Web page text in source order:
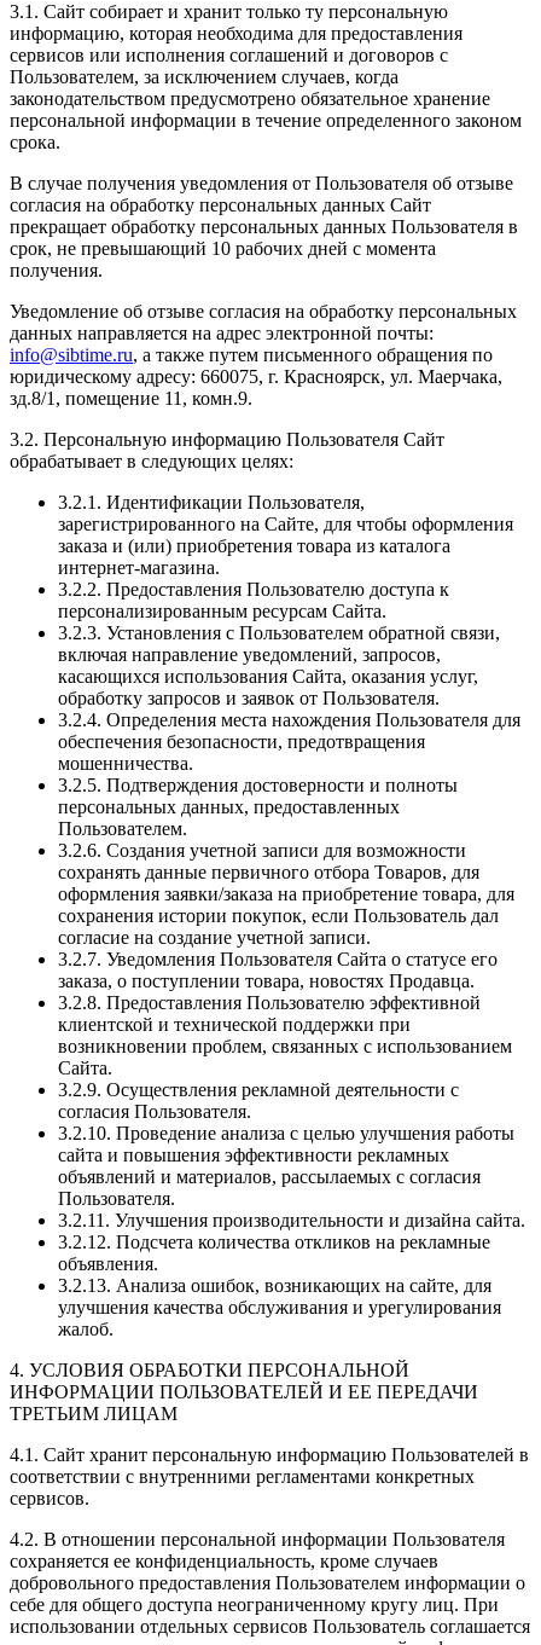
3.1. Сайт собирает и хранит только ту персональную
информацию, которая необходима для предоставления
сервисов или исполнения соглашений и договоров с
Пользователем, за исключением случаев, когда
законодательством предусмотрено обязательное хранение
персональной информации в течение определенного законом
срока.
В случае получения уведомления от Пользователя об отзыве
согласия на обработку персональных данных Сайт
прекращает обработку персональных данных Пользователя в
срок, не превышающий 10 рабочих дней с момента
получения.
Уведомление об отзыве согласия на обработку персональных
данных направляется на адрес электронной почты:
info@sibtime.ru, а также путем письменного обращения по
юридическому адресу: 660075, г. Красноярск, ул. Маерчака,
зд.8/1, помещение 11, комн.9.
3.2. Персональную информацию Пользователя Сайт
обрабатывает в следующих целях:
3.2.1. Идентификации Пользователя,
зарегистрированного на Сайте, для чтобы оформления
заказа и (или) приобретения товара из каталога
интернет-магазина.
3.2.2. Предоставления Пользователю доступа к
персонализированным ресурсам Сайта.
3.2.3. Установления с Пользователем обратной связи,
включая направление уведомлений, запросов,
касающихся использования Сайта, оказания услуг,
обработку запросов и заявок от Пользователя.
3.2.4. Определения места нахождения Пользователя для
обеспечения безопасности, предотвращения
мошенничества.
3.2.5. Подтверждения достоверности и полноты
персональных данных, предоставленных
Пользователем.
3.2.6. Создания учетной записи для возможности
сохранять данные первичного отбора Товаров, для
оформления заявки/заказа на приобретение товара, для
сохранения истории покупок, если Пользователь дал
согласие на создание учетной записи.
3.2.7. Уведомления Пользователя Сайта о статусе его
заказа, о поступлении товара, новостях Продавца.
3.2.8. Предоставления Пользователю эффективной
клиентской и технической поддержки при
возникновении проблем, связанных с использованием
Сайта.
3.2.9. Осуществления рекламной деятельности с
согласия Пользователя.
3.2.10. Проведение анализа с целью улучшения работы
сайта и повышения эффективности рекламных
объявлений и материалов, рассылаемых с согласия
Пользователя.
3.2.11. Улучшения производительности и дизайна сайта.
3.2.12. Подсчета количества откликов на рекламные
объявления.
3.2.13. Анализа ошибок, возникающих на сайте, для
улучшения качества обслуживания и урегулирования
жалоб.
4. УСЛОВИЯ ОБРАБОТКИ ПЕРСОНАЛЬНОЙ
ИНФОРМАЦИИ ПОЛЬЗОВАТЕЛЕЙ И ЕЕ ПЕРЕДАЧИ
ТРЕТЬИМ ЛИЦАМ
4.1. Сайт хранит персональную информацию Пользователей в
соответствии с внутренними регламентами конкретных
сервисов.
4.2. В отношении персональной информации Пользователя
сохраняется ее конфиденциальность, кроме случаев
добровольного предоставления Пользователем информации о
себе для общего доступа неограниченному кругу лиц. При
использовании отдельных сервисов Пользователь соглашается